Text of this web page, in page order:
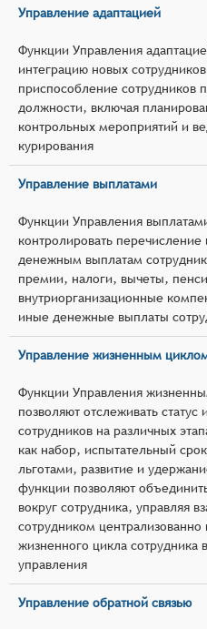
Управление адаптацией
Функции Управления
интеграцию новых
приспособление сотрудников
должности, включая
контрольных мероприятий и
курирования
Управление выплатами
Функции Управления
контролировать
денежным выплатам
премии, налоги, вычеты,
внутриорганизационные
иные денежные выплаты
Управление жизненным
Функции Управления
позволяют отслеживать
сотрудников на различных
как набор, испытательный
льготами, развитие и
функции позволяют
вокруг сотрудника, управляя
сотрудником
жизненного цикла сотрудника
управления
Управление обратной связью